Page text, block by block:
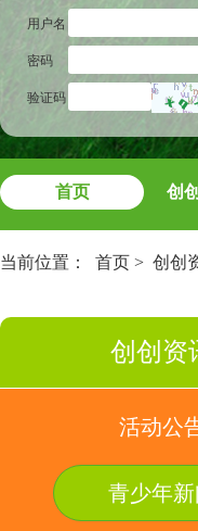
用户名
密码
验证码
首页 创
当前位置： 首页 > 创创
创创资
活动公
青少年新